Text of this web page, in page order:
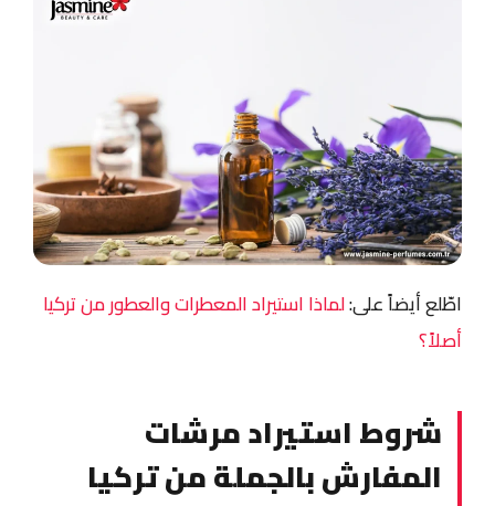
اطّلع أيضاً على:لماذا استيراد المعطرات والعطور من تركيا
أصلاً؟
شروط استيراد مرشات
المفارش بالجملة من تركيا